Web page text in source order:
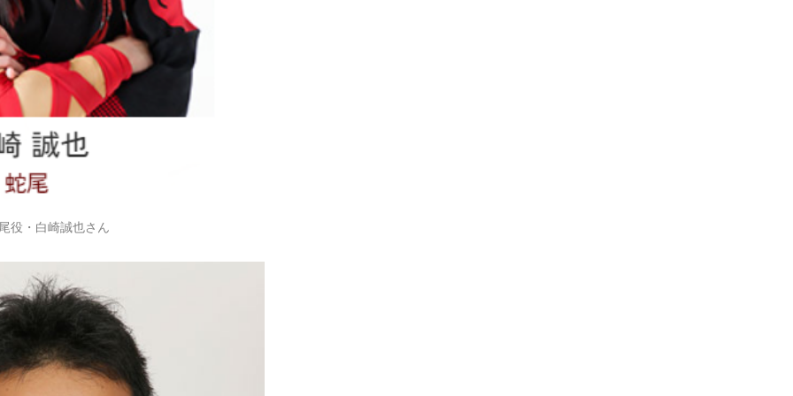
役・白崎誠也さん